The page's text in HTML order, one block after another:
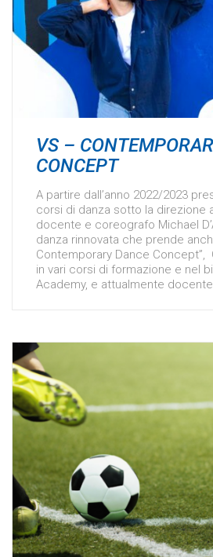
VS –
CONCEPT
A partire dall’anno 2022/2023
corsi di danza sotto la direzione
docente e coreografo Michael
danza rinnovata che prende
Contemporary Dance Concept”,
in vari corsi di formazione e nel
Academy, e attualmente docente